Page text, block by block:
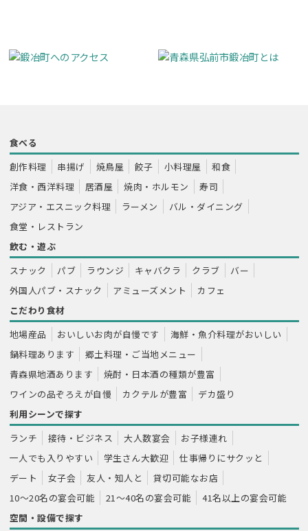
食べる
創作料理
串揚げ 焼鳥屋 餃子 小料理屋
和食
洋食・西洋料理
居酒屋 焼肉・ホルモン
寿司
アジア・エスニック料理
ラーメン
バル・ダイニング
食堂・レストラン
飲む・遊ぶ
スナック
パブ ラウンジ キャバクラ クラブ
バー
外国人パブ・スナック
アミューズメント
カフェ
こだわり食材
地場産品
おいしいお肉が自慢です
海鮮・魚介料理がおいしい
鍋料理あります
郷土料理・ご当地メニュー
青森県地酒あります
焼酎・日本酒の種類が豊富
ワインの品ぞろえが自慢
カクテルが豊富
デカ盛り
利用シーンで探す
ランチ
接待・ビジネス 大人数宴会
お子様連れ
一人でも入りやすい
学生さん大歓迎
仕事帰りにサクッと
デート
女子会 友人・知人と
貸切可能なお店
10～20名の宴会可能
21～40名の宴会可能
41名以上の宴会可能
空間・設備で探す